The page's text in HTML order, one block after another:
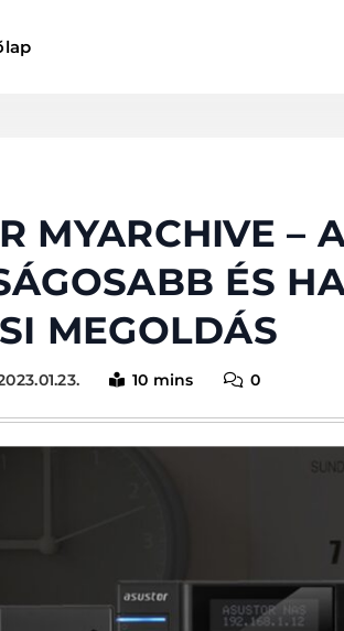
MYARCHIVE –
ÉS
MEGOLDÁS
10 mins 0